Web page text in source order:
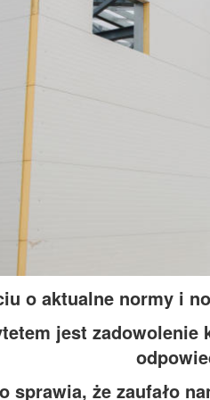
o aktualne normy i
jest
sprawia, że zaufało